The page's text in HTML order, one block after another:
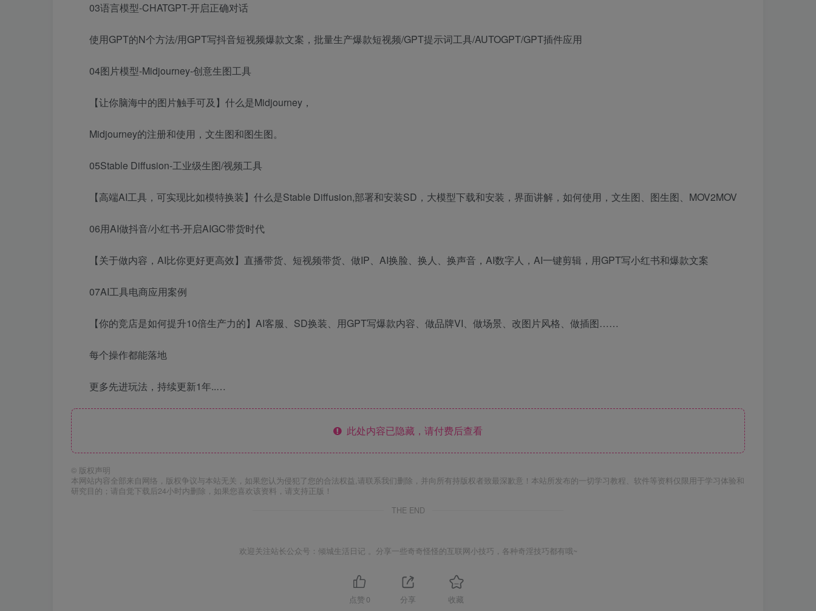
03语言模型-CHATGPT-开启正确对话
使用GPT的N个方法/用GPT写抖音短视频爆款文案，批量生产爆款短视频/GPT提示词工具/AUTOGPT/GPT插件应用
04图片模型-Midjourney-创意生图工具
【让你脑海中的图片触手可及】什么是Midjourney，
Midjourney的注册和使用，文生图和图生图。
05Stable Diffusion-工业级生图/视频工具
【高端AI工具，可实现比如模特换装】什么是Stable Diffusion,部署和安装SD，大模型下载和安装，界面讲解，如何使用，文生图、图生图、MOV2MOV
06用AI做抖音/小红书-开启AIGC带货时代
【关于做内容，AI比你更好更高效】直播带货、短视频带货、做IP、AI换脸、换人、换声音，AI数字人，AI一键剪辑，用GPT写小红书和爆款文案
07AI工具电商应用案例
【你的竞店是如何提升10倍生产力的】AI客服、SD换装、用GPT写爆款内容、做品牌VI、做场景、改图片风格、做插图……
每个操作都能落地
更多先进玩法，持续更新1年..…
此处内容已隐藏，请付费后查看
© 版权声明
本网站内容全部来自网络，版权争议与本站无关，如果您认为侵犯了您的合法权益,请联系我们删除，并向所有持版权者致最深歉意！本站所发布的一切学习教程、软件等资料仅限用于学习体验和
研究目的；请自觉下载后24小时内删除，如果您喜欢该资料，请支持正版！
THE END
欢迎关注站长公众号：倾城生活日记 。分享一些奇奇怪怪的互联网小技巧，各种奇淫技巧都有哦~
点赞 0 分享 收藏